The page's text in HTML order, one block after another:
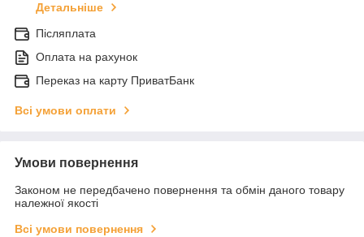
Детальніше
Післяплата
Оплата на рахунок
Переказ на карту ПриватБанк
Всі умови оплати
Умови повернення
Законом не передбачено повернення та обмін даного товару
належної якості
Всі умови повернення